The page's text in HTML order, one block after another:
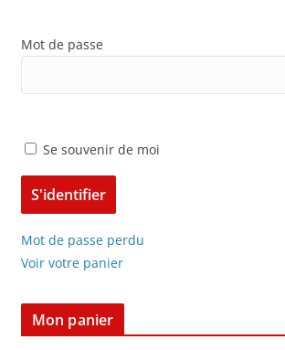
Mot de passe
Se souvenir de moi
Mot de passe perdu
Voir votre panier
Mon panier